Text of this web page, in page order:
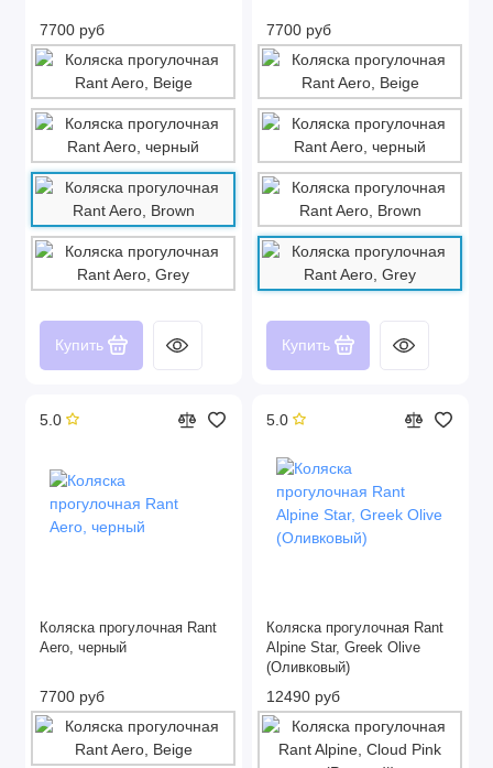
7700 руб
Купить
7700 руб
Купить
5.0
Коляска прогулочная Rant
Aero, черный
7700 руб
5.0
Коляска прогулочная Rant
Alpine Star, Greek Olive
(Оливковый)
12490 руб